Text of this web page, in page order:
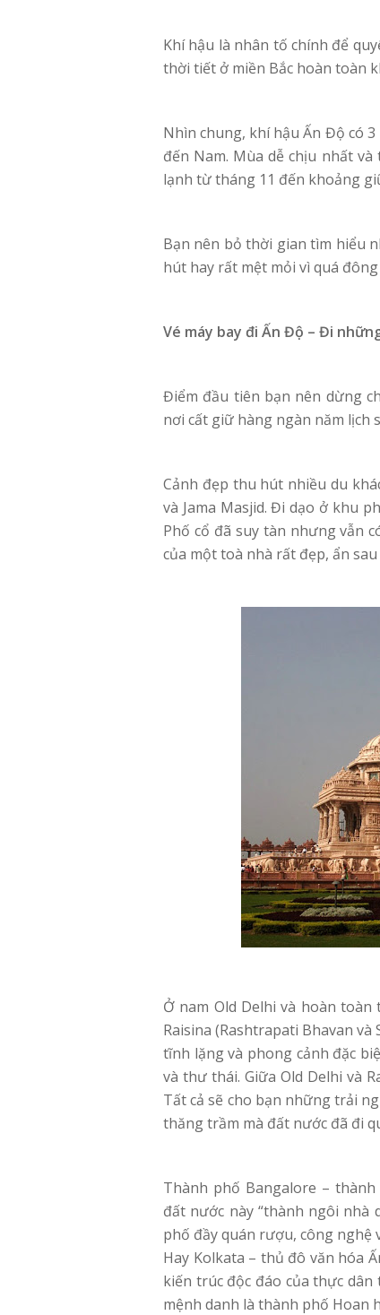
Khí hậu là nhân tố chính để
thời tiết ở miền Bắc hoàn toàn
Nhìn chung, khí hậu Ấn Độ có
đến Nam. Mùa dễ chịu nhất
lạnh từ tháng 11 đến khoảng
Bạn nên bỏ thời gian tìm hiểu
hút hay rất mệt mỏi vì quá
Vé máy bay đi Ấn Độ – Đi
Điểm đầu tiên bạn nên dừng
nơi cất giữ hàng ngàn năm lịch
Cảnh đẹp thu hút nhiều du
và Jama Masjid. Đi dạo ở khu
Phố cổ đã suy tàn nhưng vẫn
của một toà nhà rất đẹp, ẩn
Ở nam Old Delhi và hoàn
Raisina (Rashtrapati Bhavan
tĩnh lặng và phong cảnh đặc
và thư thái. Giữa Old Delhi và
Tất cả sẽ cho bạn những trải
thăng trầm mà đất nước đã đi
Thành phố Bangalore –
đất nước này “thành ngôi
phố đầy quán rượu, công nghệ
Hay Kolkata – thủ đô văn hóa
kiến trúc độc đáo của thực
mệnh danh là thành phố Hoan